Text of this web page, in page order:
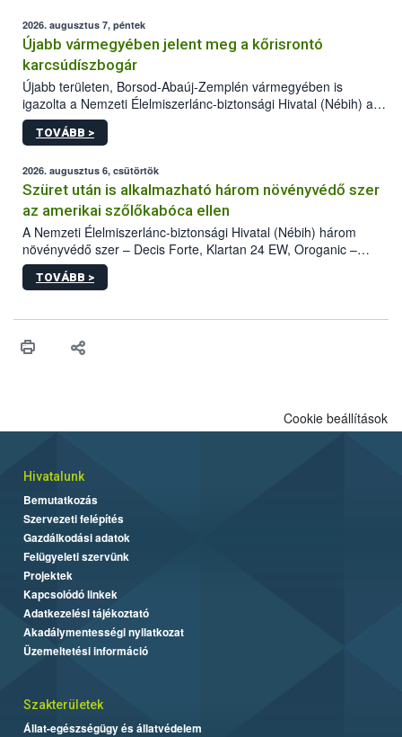
2026. augusztus 7, péntek
Újabb vármegyében jelent meg a kőrisrontó
karcsúdíszbogár
Újabb területen, Borsod-Abaúj-Zemplén vármegyében is
igazolta a Nemzeti Élelmiszerlánc-biztonsági Hivatal (Nébih) a
kőrisrontó karcsúdíszbogár (Agrilus planipennis) jelenlétét. A
kártevőt nem csak színcsapdában találták meg, de már fertőzött
az intenzív felderítést, emellett az intézkedéseket a szlovák
hatósággal is összehangolják a terjedés megállítása érdekében.
TOVÁBB >
2026. augusztus 6, csütörtök
Szüret után is alkalmazható három növényvédő szer
az amerikai szőlőkabóca ellen
A Nemzeti Élelmiszerlánc-biztonsági Hivatal (Nébih) három
növényvédő szer – Decis Forte, Klartan 24 EW, Oroganic –
engedélyokiratát módosította, így azok a szüretet követően,
egészen a vesszőérettség (BBCH 91) stádiumáig
érésű szőlőkben is legyen lehetőség a károsító elleni további
felhasználók számára is elérhető és ökológiai termesztésben is
TOVÁBB >
Cookie beállítások
Hivatalunk
Bemutatkozás
Szervezeti felépítés
Gazdálkodási adatok
Felügyeleti szervünk
Projektek
Kapcsolódó linkek
Adatkezelési tájékoztató
Akadálymentességi nyilatkozat
Üzemeltetési információ
Szakterületek
Állat-egészségügy és állatvédelem